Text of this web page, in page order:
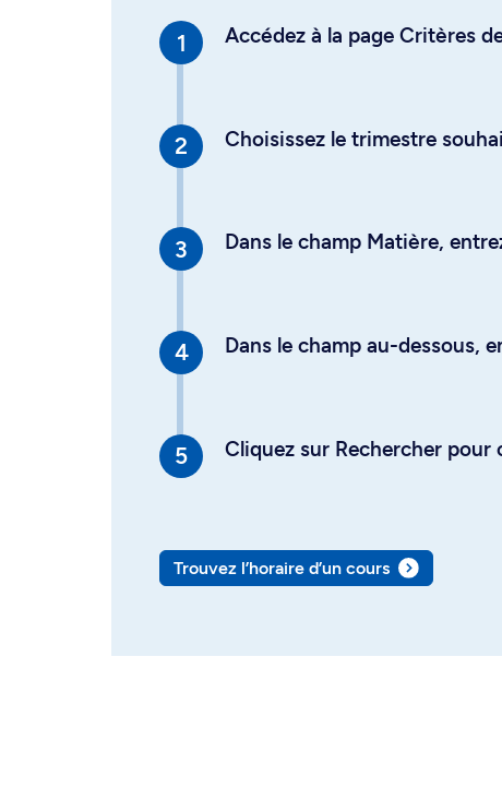
Accédez à la page Critères
Choisissez le trimestre
Dans le champ Matière,
Dans le champ au-dessous,
Cliquez sur Rechercher
Trouvez l’horaire d’un cours